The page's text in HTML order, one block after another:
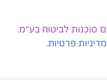
מדיניות פרטיות.